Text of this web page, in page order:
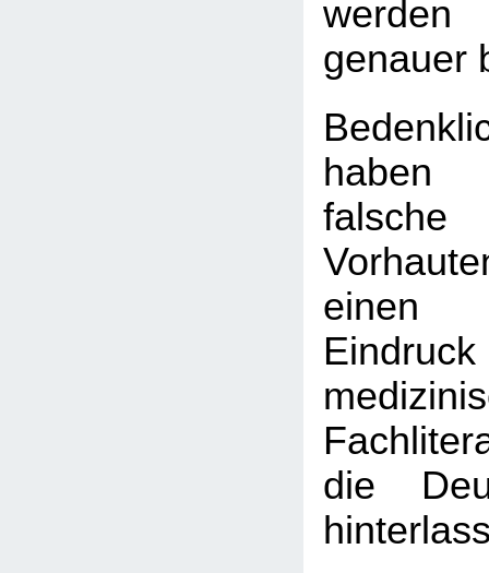
werden
genauer
einen
die